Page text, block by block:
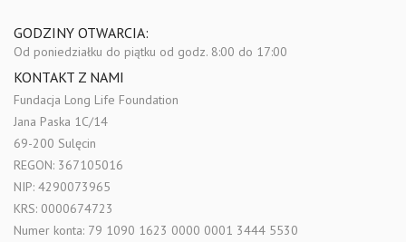
GODZINY OTWARCIA:
Od poniedziałku do piątku od godz. 8:00 do 17:00
KONTAKT Z NAMI
Fundacja Long Life Foundation
Jana Paska 1C/14
69-200 Sulęcin
REGON: 367105016
NIP: 4290073965
KRS: 0000674723
Numer konta: 79 1090 1623 0000 0001 3444 5530